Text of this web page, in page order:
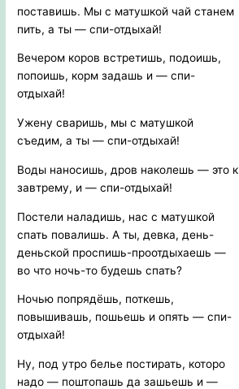
поставишь. Мы с матушкой чай станем
пить, а ты — спи-отдыхай!
Вечером коров встретишь, подоишь,
попоишь, корм задашь и — спи-
отдыхай!
Ужену сваришь, мы с матушкой
съедим, а ты — спи-отдыхай!
Воды наносишь, дров наколешь — это к
завтрему, и — спи-отдыхай!
Постели наладишь, нас с матушкой
спать повалишь. А ты, девка, день-
деньской проспишь-проотдыхаешь —
во что ночь-то будешь спать?
Ночью попрядёшь, поткешь,
повышивашь, пошьешь и опять — спи-
отдыхай!
Ну, под утро белье постирать, которо
надо — поштопашь да зашьешь и —